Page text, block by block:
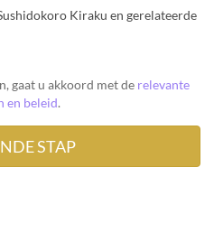
Kiraku en gerelateerde
gaat u akkoord met de relevante
en beleid.